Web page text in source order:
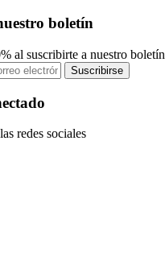
boletín
al suscribirte a nuestro boletín
Suscribirse
redes sociales